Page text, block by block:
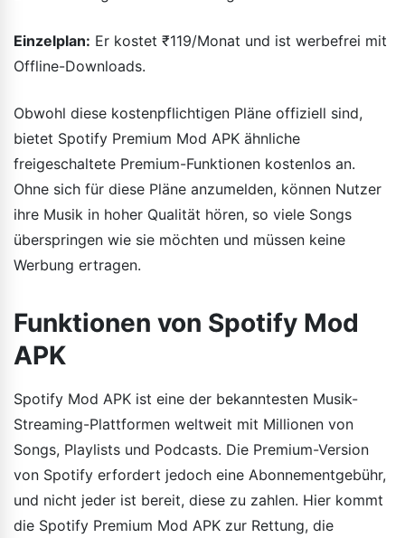
Einzelplan: Er kostet ₹119/Monat und ist werbefrei mit
Offline-Downloads.
Obwohl diese kostenpflichtigen Pläne offiziell sind,
bietet Spotify Premium Mod APK ähnliche
freigeschaltete Premium-Funktionen kostenlos an.
Ohne sich für diese Pläne anzumelden, können Nutzer
ihre Musik in hoher Qualität hören, so viele Songs
überspringen wie sie möchten und müssen keine
Werbung ertragen.
Funktionen von Spotify Mod
APK
Spotify Mod APK ist eine der bekanntesten Musik-
Streaming-Plattformen weltweit mit Millionen von
Songs, Playlists und Podcasts. Die Premium-Version
von Spotify erfordert jedoch eine Abonnementgebühr,
und nicht jeder ist bereit, diese zu zahlen. Hier kommt
die Spotify Premium Mod APK zur Rettung, die